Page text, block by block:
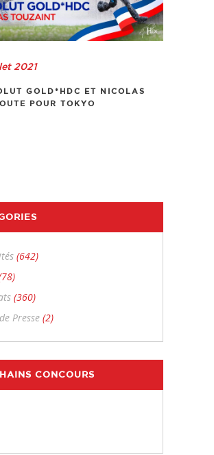
2021
GOLD*HDC ET NICOLAS
POUR TOKYO
(642)
(360)
Presse (2)
CONCOURS